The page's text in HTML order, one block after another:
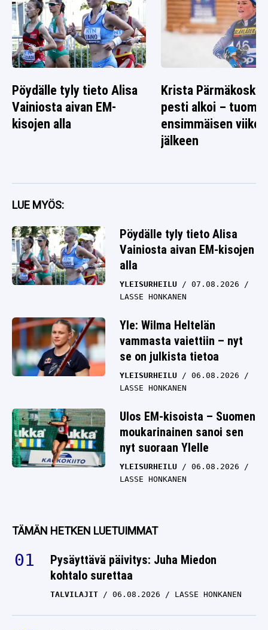
Pöydälle tyly tieto Alisa
Vainiosta aivan EM-
kisojen alla
Krista
pesti alkoi –
ensimmäisen viikon
jälkeen
LUE MYÖS:
Pöydälle tyly tieto Alisa
Vainiosta aivan EM-kisojen
alla
YLEISURHEILU
07.08.2026
LASSE HONKANEN
Yle: Wilma Heltelän
vammasta vaiettiin – nyt
se on julkista tietoa
YLEISURHEILU
06.08.2026
LASSE HONKANEN
Ulos EM-kisoista – Suomen
moukarinainen sanoi sen
nyt suoraan Ylelle
YLEISURHEILU
06.08.2026
LASSE HONKANEN
TÄMÄN HETKEN LUETUIMMAT
Pysäyttävä päivitys: Juha Miedon
kohtalo surettaa
TALVILAJIT 06.08.2026 LASSE HONKANEN